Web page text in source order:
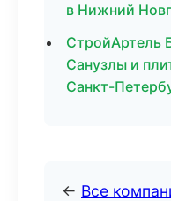
в Нижний
СтройАртель
Санузлы и
Санкт-
← Все